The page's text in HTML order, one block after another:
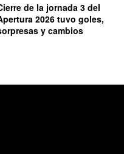
de la jornada 3 del
2026 tuvo goles,
y cambios